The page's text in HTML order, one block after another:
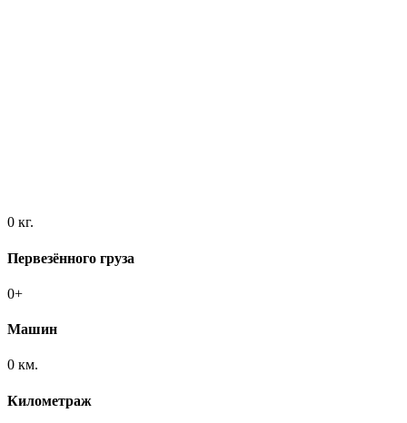
0 кг.
Первезённого груза
0+
Машин
0 км.
Километраж